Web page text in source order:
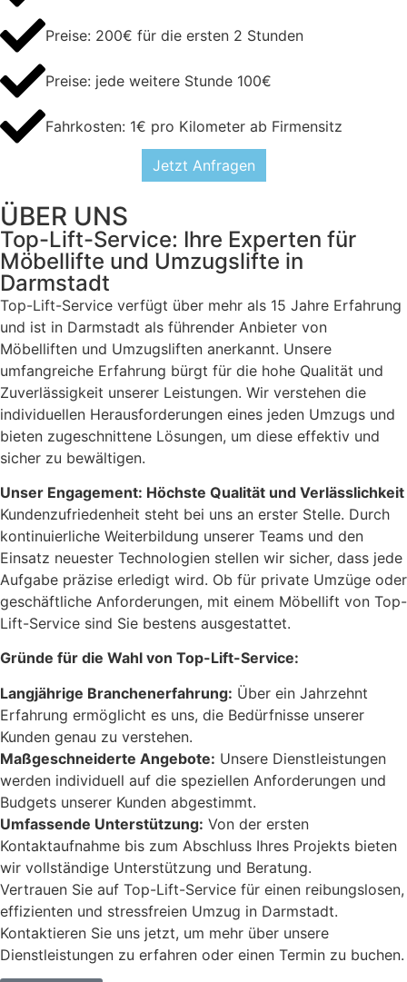
Preise: 200€ für die ersten 2 Stunden
Preise: jede weitere Stunde 100€
Fahrkosten: 1€ pro Kilometer ab Firmensitz
Jetzt Anfragen
ÜBER UNS
Top-Lift-Service: Ihre Experten für
Möbellifte und Umzugslifte in
Darmstadt
Top-Lift-Service verfügt über mehr als 15 Jahre Erfahrung
und ist in Darmstadt als führender Anbieter von
Möbelliften und Umzugsliften anerkannt. Unsere
umfangreiche Erfahrung bürgt für die hohe Qualität und
Zuverlässigkeit unserer Leistungen. Wir verstehen die
individuellen Herausforderungen eines jeden Umzugs und
bieten zugeschnittene Lösungen, um diese effektiv und
sicher zu bewältigen.
Unser Engagement: Höchste Qualität und Verlässlichkeit
Kundenzufriedenheit steht bei uns an erster Stelle. Durch
kontinuierliche Weiterbildung unserer Teams und den
Einsatz neuester Technologien stellen wir sicher, dass jede
Aufgabe präzise erledigt wird. Ob für private Umzüge oder
geschäftliche Anforderungen, mit einem Möbellift von Top-
Lift-Service sind Sie bestens ausgestattet.
Gründe für die Wahl von Top-Lift-Service:
Langjährige Branchenerfahrung: Über ein Jahrzehnt
Erfahrung ermöglicht es uns, die Bedürfnisse unserer
Kunden genau zu verstehen.
Maßgeschneiderte Angebote: Unsere Dienstleistungen
werden individuell auf die speziellen Anforderungen und
Budgets unserer Kunden abgestimmt.
Umfassende Unterstützung: Von der ersten
Kontaktaufnahme bis zum Abschluss Ihres Projekts bieten
wir vollständige Unterstützung und Beratung.
Vertrauen Sie auf Top-Lift-Service für einen reibungslosen,
effizienten und stressfreien Umzug in Darmstadt.
Kontaktieren Sie uns jetzt, um mehr über unsere
Dienstleistungen zu erfahren oder einen Termin zu buchen.